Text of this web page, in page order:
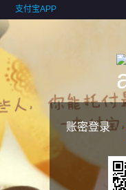
支付宝APP
账密登录